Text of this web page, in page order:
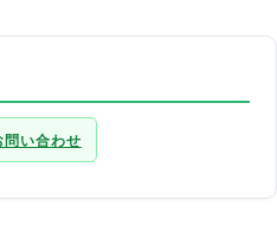
問い合わせ